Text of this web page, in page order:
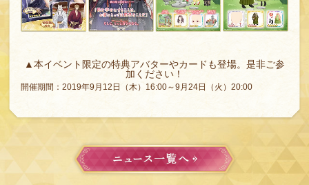
▲本イベント限定の特典アバターやカードも登場。是非ご参
加ください！
開催期間：2019年9月12日（木）16:00～9月24日（火）20:00